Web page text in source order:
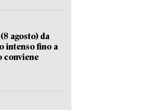
agosto) da
intenso fino a
conviene